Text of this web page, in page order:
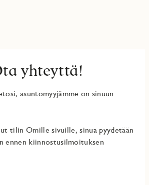
yhteyttä!
asuntomyyjämme on sinuun
tilin Omille sivuille, sinua pyydetään
ennen kiinnostusilmoituksen